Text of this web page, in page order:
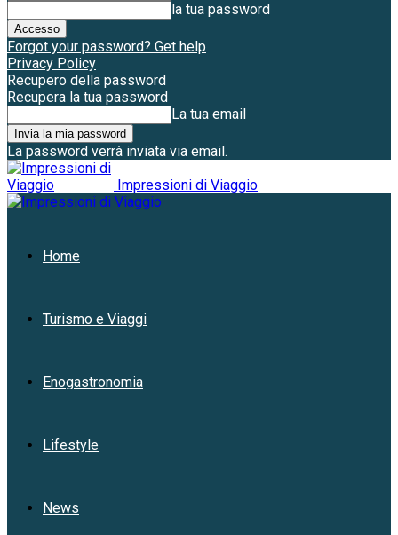
la tua password
Forgot your password? Get help
Privacy Policy
Recupero della password
Recupera la tua password
La tua email
La password verrà inviata via email.
Impressioni di Viaggio
Home
Turismo e Viaggi
Enogastronomia
Lifestyle
News